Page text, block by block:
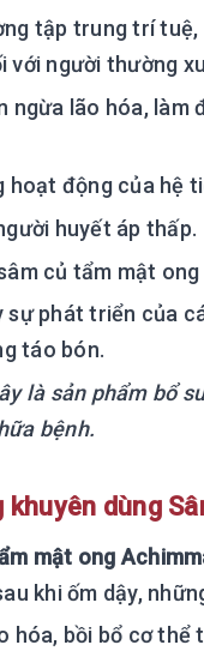
tập trung trí
với người thường
ngừa lão hóa,
hoạt động của hệ
huyết áp thấp.
củ tẩm mật
sự phát triển của
táo bón.
là sản phẩm bổ
bệnh.
dùng
mật ong
khi ốm dậy,
hóa, bồi bổ cơ